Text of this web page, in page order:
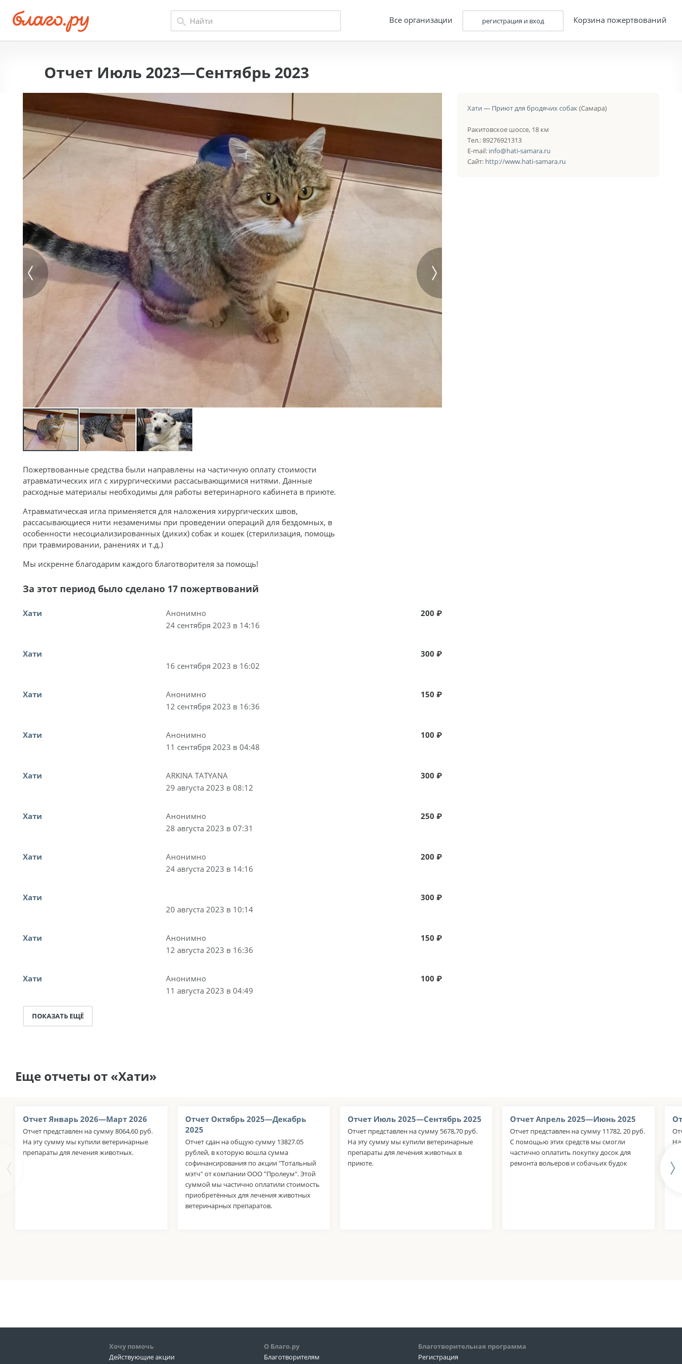
Все организации регистрация и вход Корзина пожертвований
Отчет Июль 2023—Сентябрь 2023
Пожертвованные средства были направлены на частичную оплату стоимости
атравматических игл с хирургическими рассасывающимися нитями. Данные
расходные материалы необходимы для работы ветеринарного кабинета в приюте.
Атравматическая игла применяется для наложения хирургических швов,
рассасывающиеся нити незаменимы при проведении операций для бездомных, в
особенности несоциализированных (диких) собак и кошек (стерилизация, помощь
при травмировании, ранениях и т.д.)
Мы искренне благодарим каждого благотворителя за помощь!
За этот период было сделано 17 пожертвований
Хати
Анонимно
24 сентября 2023 в 14:16
200 ₽
Хати
16 сентября 2023 в 16:02
300 ₽
Хати
Анонимно
12 сентября 2023 в 16:36
150 ₽
Хати
Анонимно
11 сентября 2023 в 04:48
100 ₽
Хати
ARKINA TATYANA
29 августа 2023 в 08:12
300 ₽
Хати
Анонимно
28 августа 2023 в 07:31
250 ₽
Хати
Анонимно
24 августа 2023 в 14:16
200 ₽
Хати
20 августа 2023 в 10:14
300 ₽
Хати
Анонимно
12 августа 2023 в 16:36
150 ₽
Хати
Анонимно
11 августа 2023 в 04:49
100 ₽
ПОКАЗАТЬ ЕЩЁ
Хати — Приют для бродячих собак(Самара)
Ракитовское шоссе, 18 км
Тел.: 89276921313
E-mail: info@hati-samara.ru
Сайт: http://www.hati-samara.ru
Еще отчеты от «Хати»
Отчет Январь 2026—Март 2026
Отчет представлен на сумму 8064,60 руб.
На эту сумму мы купили ветеринарные
препараты для лечения животных.
Отчет Октябрь 2025—Декабрь
2025
Отчет сдан на общую сумму 13827.05
рублей, в которую вошла сумма
софинансирования по акции "Тотальный
мэтч" от компании ООО "Пролеум". Этой
суммой мы частично оплатили стоимость
приобретённых для лечения животных
ветеринарных препаратов.
Отчет Июль 2025—Сентябрь 2025
Отчет представлен на сумму 5678,70 руб.
На эту сумму мы купили ветеринарные
препараты для лечения животных в
приюте.
Отчет Апрель 2025—Июнь 2025
Отчет представлен на сумму 11782, 20 руб.
С помощью этих средств мы смогли
частично оплатить покупку досок для
ремонта вольеров и собачьих будок
На
за
Хочу помочь
Действующие акции
О Благо.ру
Благотворителям
Благотворительная программа
Регистрация